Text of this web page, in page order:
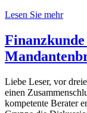
Lesen Sie mehr
Liebe Leser, vor
einen
kompetente Berater